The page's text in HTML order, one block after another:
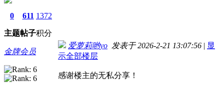
0
主题
611
帖子
1372
积分
金牌会员
爱萝莉哟yo 发表于 2026-2-21 13:07:56 | 显
示全部楼层
感谢楼主的无私分享！